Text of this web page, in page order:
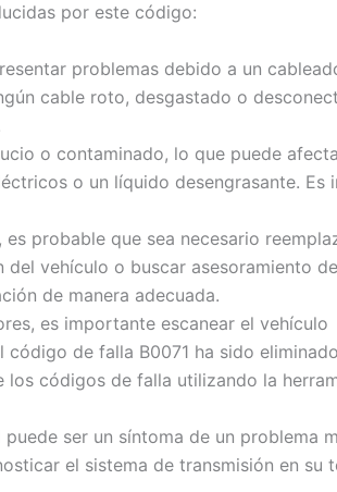
por este código:
problemas debido a un
cable roto, desgastado o
o contaminado, lo que puede
o un líquido desengrasante. Es
probable que sea necesario
vehículo o buscar asesoramiento
de manera adecuada.
es importante escanear el vehículo
de falla B0071 ha sido
códigos de falla utilizando la
ser un síntoma de un problema
el sistema de transmisión en su